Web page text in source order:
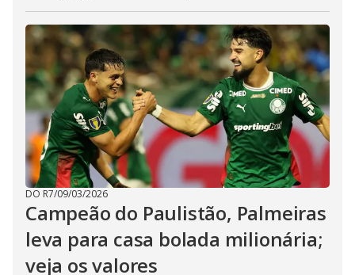
DO R7/09/03/2026
Campeão do Paulistão, Palmeiras
leva para casa bolada milionária;
veja os valores